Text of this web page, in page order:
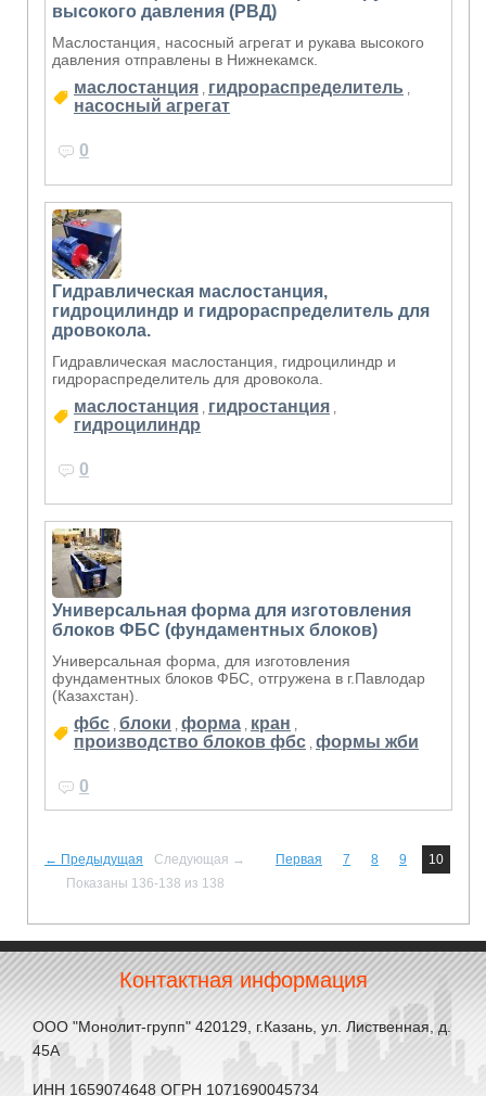
высокого давления (РВД)
Маслостанция, насосный агрегат и рукава высокого
давления отправлены в Нижнекамск.
маслостанция , гидрораспределитель ,
насосный агрегат
0
Гидравлическая маслостанция,
гидроцилиндр и гидрораспределитель для
дровокола.
Гидравлическая маслостанция, гидроцилиндр и
гидрораспределитель для дровокола.
маслостанция , гидростанция ,
гидроцилиндр
0
Универсальная форма для изготовления
блоков ФБС (фундаментных блоков)
Универсальная форма, для изготовления
фундаментных блоков ФБС, отгружена в г.Павлодар
(Казахстан).
фбс , блоки , форма , кран ,
производство блоков фбс , формы жби
0
← Предыдущая Следующая → Первая 7 8 9
10
Показаны 136-138 из 138
Контактная информация
ООО "Монолит-групп" 420129, г.Казань, ул. Лиственная, д.
45А
ИНН 1659074648 ОГРН 1071690045734